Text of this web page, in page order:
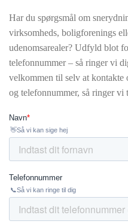
Har du spørgsmål om
virksomheds, boligforenings
udenomsarealer? Udfyld blot
telefonnummer – så ringer vi
velkommen til selv at kontakte
og telefonnummer, så ringer